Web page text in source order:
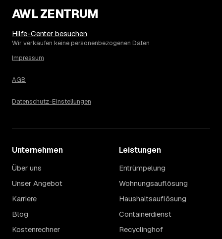
AWL ZENTRUM
Hilfe-Center besuchen
Wir verkaufen keine personenbezogenen Daten
Impressum
AGB
Datenschutz-Einstellungen
Unternehmen
Über uns
Unser Angebot
Karriere
Blog
Kostenrechner
Leistungen
Entrümpelung
Wohnungsauflösung
Haushaltsauflösung
Containerdienst
Recyclinghof